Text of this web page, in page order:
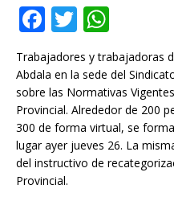
F
a
c
e
b
o
o
T
it
te
r
h
at
s
A
p
p
Trabajadores y trabajadoras
Abdala en la sede del
sobre las Normativas
Provincial. Alrededor de 200
300 de forma virtual, se
lugar ayer jueves 26. La
del instructivo de
Provincial.